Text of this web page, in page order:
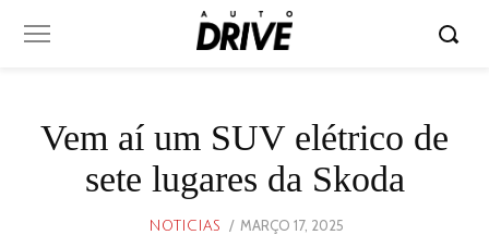
Vem aí um SUV elétrico de
sete lugares da Skoda
NOTICIAS
POSTED
MARÇO 17, 2025